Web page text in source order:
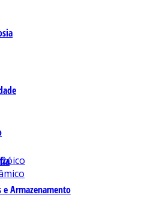
e Armazenamento